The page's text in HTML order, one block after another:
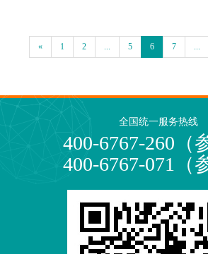
« 1 2 ... 5 6 7 ...
全国统一服务热线
400-6767-260（
400-6767-071（